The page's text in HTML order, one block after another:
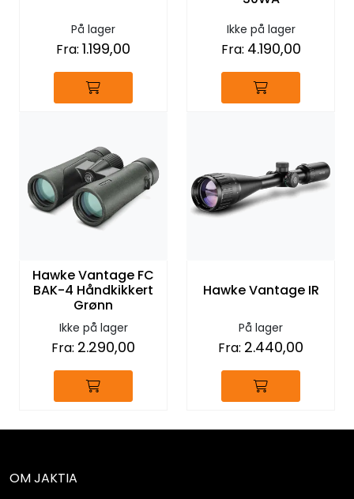
På lager
Fra: 1.199,00
Ikke på lager
Fra: 4.190,00
Hawke Vantage FC
BAK-4 Håndkikkert
Grønn
Ikke på lager
Fra: 2.290,00
Hawke Vantage IR
På lager
Fra: 2.440,00
OM JAKTIA